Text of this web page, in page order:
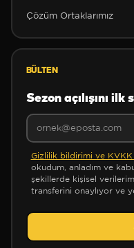
Çözüm Ortaklarımız
BÜLTEN
Sezon açılışını ilk
Gizlilik bildirimi ve KVKK
okudum, anladım ve
şekillerde kişisel
transferini onaylıyor ve